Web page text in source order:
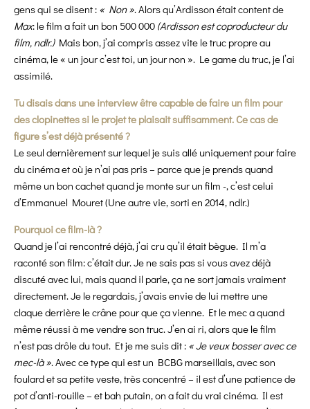
gens qui se disent : « Non ». Alors qu’Ardisson était content de
Max: le film a fait un bon 500 000 (Ardisson est coproducteur du
film, ndlr.)Mais bon, j’ai compris assez vite le truc propre au
cinéma, le « un jour c’est toi, un jour non ». Le game du truc, je l’ai
assimilé.
Tu disais dans une interview être capable de faire un film pour
des clopinettes si le projet te plaisait suffisamment. Ce cas de
figure s’est déjà présenté ?
Le seul dernièrement sur lequel je suis allé uniquement pour faire
du cinéma et où je n’ai pas pris – parce que je prends quand
même un bon cachet quand je monte sur un film -, c’est celui
d’Emmanuel Mouret (Une autre vie, sorti en 2014, ndlr.)
Pourquoi ce film-là ?
Quand je l’ai rencontré déjà, j’ai cru qu’il était bègue. Il m’a
raconté son film: c’était dur. Je ne sais pas si vous avez déjà
discuté avec lui, mais quand il parle, ça ne sort jamais vraiment
directement. Je le regardais, j’avais envie de lui mettre une
claque derrière le crâne pour que ça vienne. Et le mec a quand
même réussi à me vendre son truc. J’en ai ri, alors que le film
n’est pas drôle du tout. Et je me suis dit : « Je veux bosser avec ce
mec-là ». Avec ce type qui est un BCBG marseillais, avec son
foulard et sa petite veste, très concentré – il est d’une patience de
pot d’anti-rouille – et bah putain, on a fait du vrai cinéma. Il est